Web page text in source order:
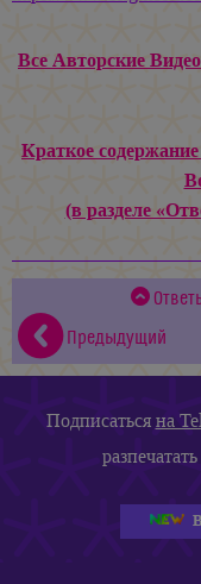
Все Авторские
Краткое
(в разделе
Предыдущий
Подписатьсяна